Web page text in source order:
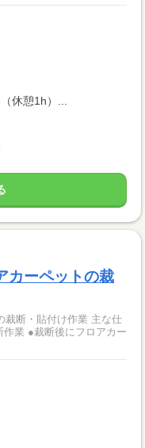
休憩1h）...
カーペットの裁
裁断・貼付け作業 主な仕
業 ●裁断後にフロアカー